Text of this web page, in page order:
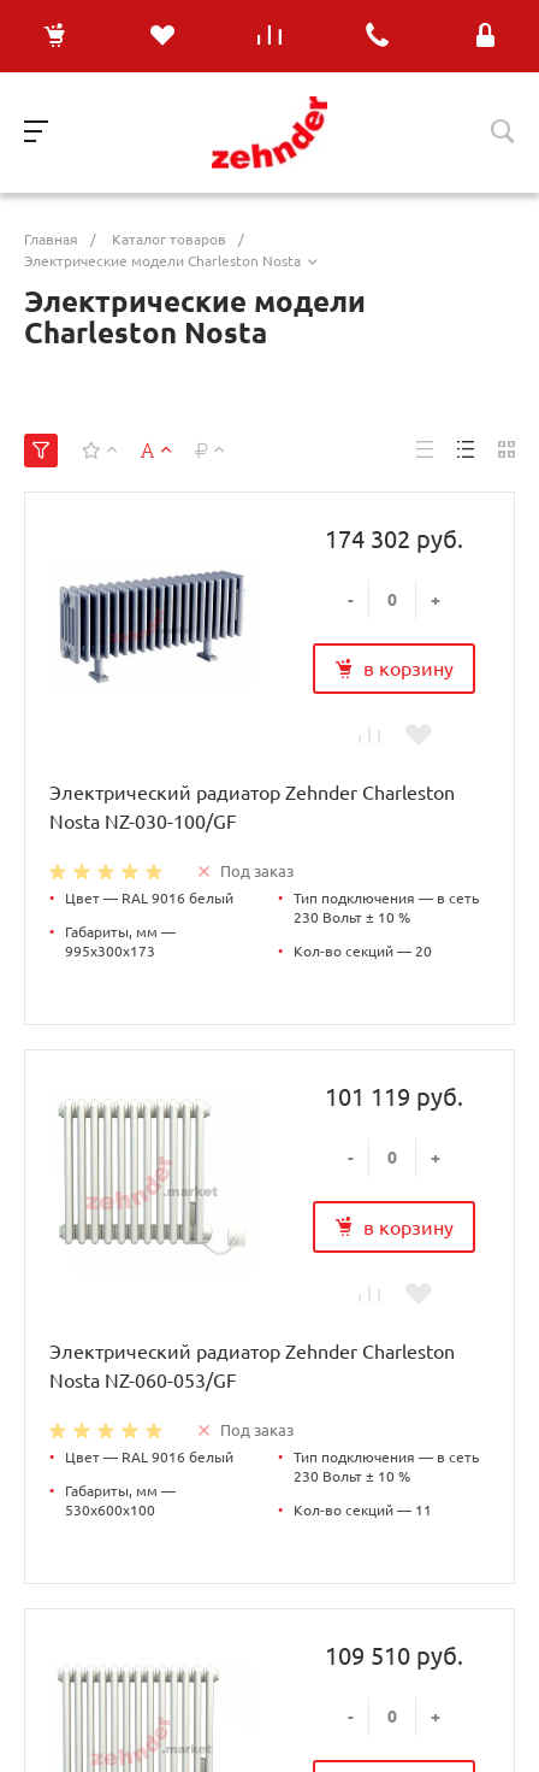
Главная / Каталог товаров
/
Электрические модели Charleston Nosta
Электрические модели
Charleston Nosta
174 302 руб.
- +
в корзину
Электрический радиатор Zehnder Charleston
Nosta NZ-030-100/GF
Под заказ
• Цвет — RAL 9016 белый
•
Габариты, мм —
995х300х173
•
Тип подключения — в сеть
230 Вольт ± 10 %
• Кол-во секций — 20
101 119 руб.
- +
в корзину
Электрический радиатор Zehnder Charleston
Nosta NZ-060-053/GF
Под заказ
• Цвет — RAL 9016 белый
•
Габариты, мм —
530х600х100
•
Тип подключения — в сеть
230 Вольт ± 10 %
• Кол-во секций — 11
109 510 руб.
- +